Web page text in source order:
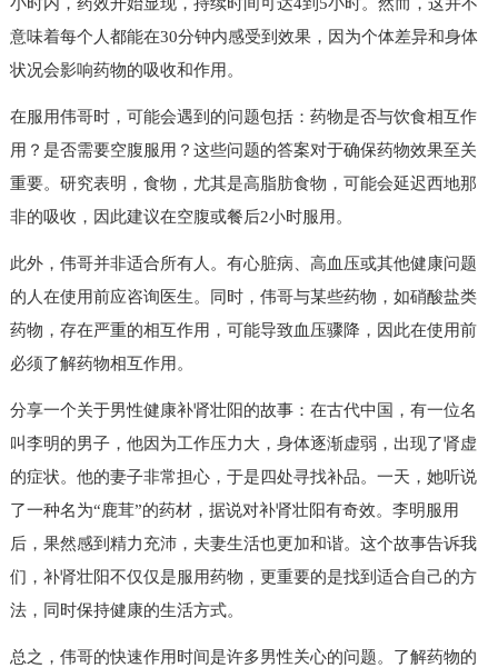
意味着每个人都能在30分钟内感受到效果，因为个体差异和身体
状况会影响药物的吸收和作用。
在服用伟哥时，可能会遇到的问题包括：药物是否与饮食相互作
用？是否需要空腹服用？这些问题的答案对于确保药物效果至关
重要。研究表明，食物，尤其是高脂肪食物，可能会延迟西地那
非的吸收，因此建议在空腹或餐后2小时服用。
此外，伟哥并非适合所有人。有心脏病、高血压或其他健康问题
的人在使用前应咨询医生。同时，伟哥与某些药物，如硝酸盐类
药物，存在严重的相互作用，可能导致血压骤降，因此在使用前
必须了解药物相互作用。
分享一个关于男性健康补肾壮阳的故事：在古代中国，有一位名
叫李明的男子，他因为工作压力大，身体逐渐虚弱，出现了肾虚
的症状。他的妻子非常担心，于是四处寻找补品。一天，她听说
了一种名为“鹿茸”的药材，据说对补肾壮阳有奇效。李明服用
后，果然感到精力充沛，夫妻生活也更加和谐。这个故事告诉我
们，补肾壮阳不仅仅是服用药物，更重要的是找到适合自己的方
法，同时保持健康的生活方式。
总之，伟哥的快速作用时间是许多男性关心的问题。了解药物的